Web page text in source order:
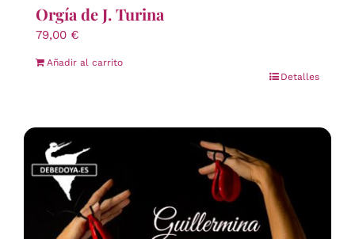
Orgía de J. Turina
79,00 €
Añadir al carrito
Detalles